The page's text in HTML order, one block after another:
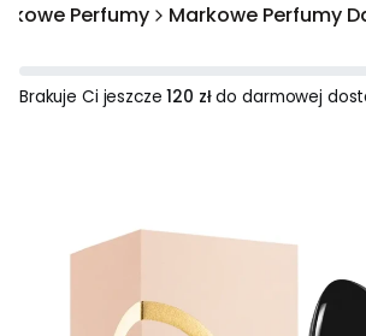
Perfumy Markowe Perfumy
Brakuje Ci jeszcze120 złdo darmowej